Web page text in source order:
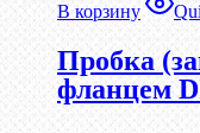
В корзину
Пробка
фланцем